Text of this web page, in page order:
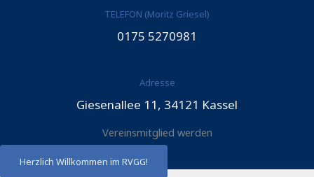
TELEFON (Moritz Griesel)
0175 5270981
Adresse
Giesenallee 11, 34121 Kassel
Vereinsmitglied werden
Herzlich Willkommen im RVGG!